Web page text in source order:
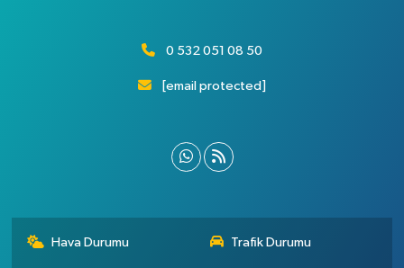
0 532 051 08 50
[email protected]
Hava Durumu Trafik Durumu